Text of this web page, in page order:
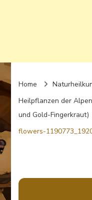
Home
Heilpflanzen der
und Gold-Fingerkraut)
flowers-